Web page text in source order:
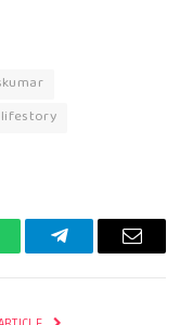
lifestory
TelegramEmail